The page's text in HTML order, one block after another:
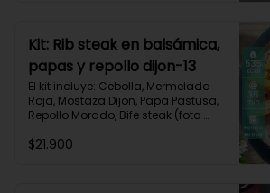
Kit: Rib steak en balsámica,
papas y repollo dijon-13
El kit incluye: Cebolla, Mermelada
Roja, Mostaza Dijon, Papa Pastusa,
Repollo Morado, Bife steak (foto
Balsámico, Vinagre de Vino Blanco,
$21.900